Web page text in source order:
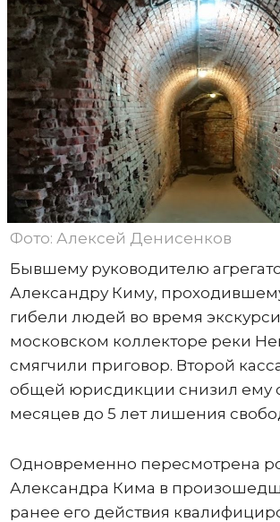
Фото: Алексей Денисенков
Бывшему руководителю
Александру Киму,
гибели людей во время
московском коллекторе реки
смягчили приговор. Второй
общей юрисдикции снизил ему
месяцев до 5 лет лишения
Одновременно пересмотрена
Александра Кима в
ранее его действия